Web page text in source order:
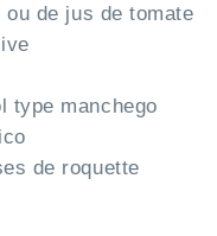
de jus de tomate
type manchego
de roquette